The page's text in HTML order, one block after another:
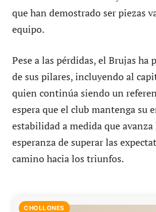
que han demostrado ser piezas
equipo.
Pese a las pérdidas, el Brujas ha
de sus pilares, incluyendo al
quien continúa siendo un
espera que el club mantenga su
estabilidad a medida que
esperanza de superar las
camino hacia los triunfos.
CHOLLONES